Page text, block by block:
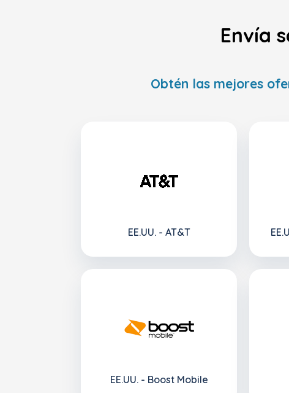
Envía
Obtén las mejores
EE.UU. - AT&T
EE.UU. - Boost Mobile